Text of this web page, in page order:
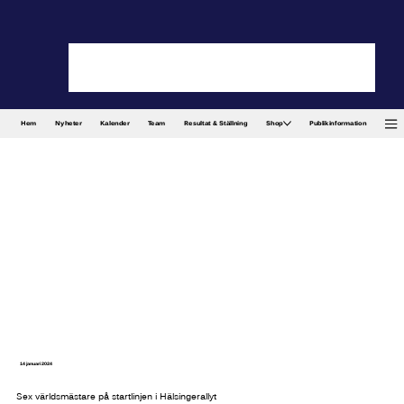
Hem Nyheter Kalender Team Resultat & Ställning Shop Publikinformation
14 januari 2024
Sex världsmästare på startlinjen i Hälsingerallyt